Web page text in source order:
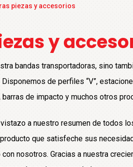
piezas y accesorios
y
bandas transportadoras, sino
de perfiles “V”,
de impacto y muchos otros
a nuestro resumen de todos
que satisfeche sus
nosotros. Gracias a nuestra